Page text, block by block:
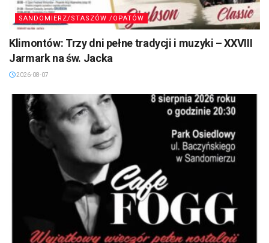
SANDOMIERZ/STASZÓW /OPATÓW
Klimontów: Trzy dni pełne tradycji i muzyki – XXVIII
Jarmark na św. Jacka
2026-08-07